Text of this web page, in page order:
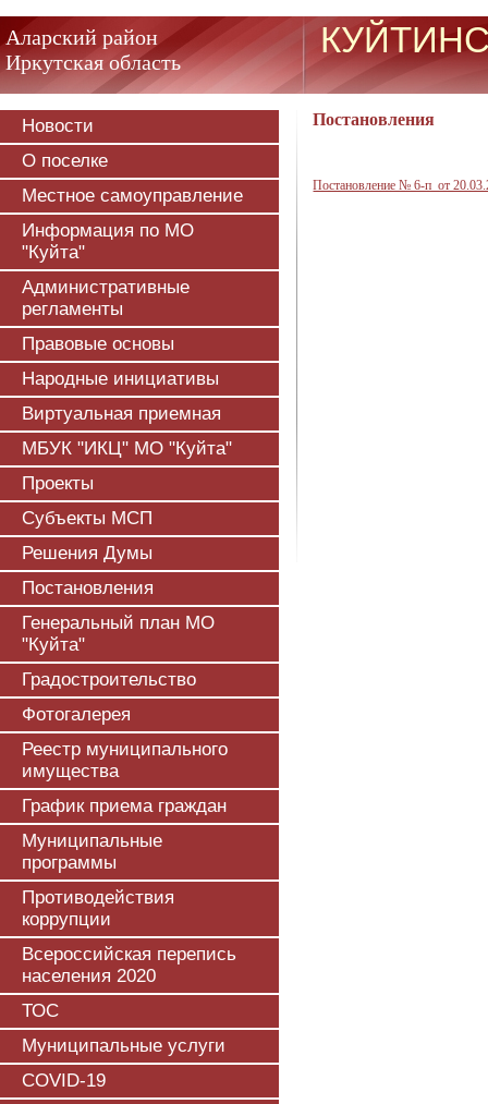
Аларский район
Иркутская область
Новости
О поселке
Местное самоуправление
Информация по МО
"Куйта"
Административные
регламенты
Правовые основы
Народные инициативы
Виртуальная приемная
МБУК "ИКЦ" МО "Куйта"
Проекты
Субъекты МСП
Решения Думы
Постановления
Генеральный план МО
"Куйта"
Градостроительство
Фотогалерея
Реестр муниципального
имущества
График приема граждан
Муниципальные
программы
Противодействия
коррупции
Всероссийская перепись
населения 2020
ТОС
Муниципальные услуги
COVID-19
Постановления
Постановление № 6-п от